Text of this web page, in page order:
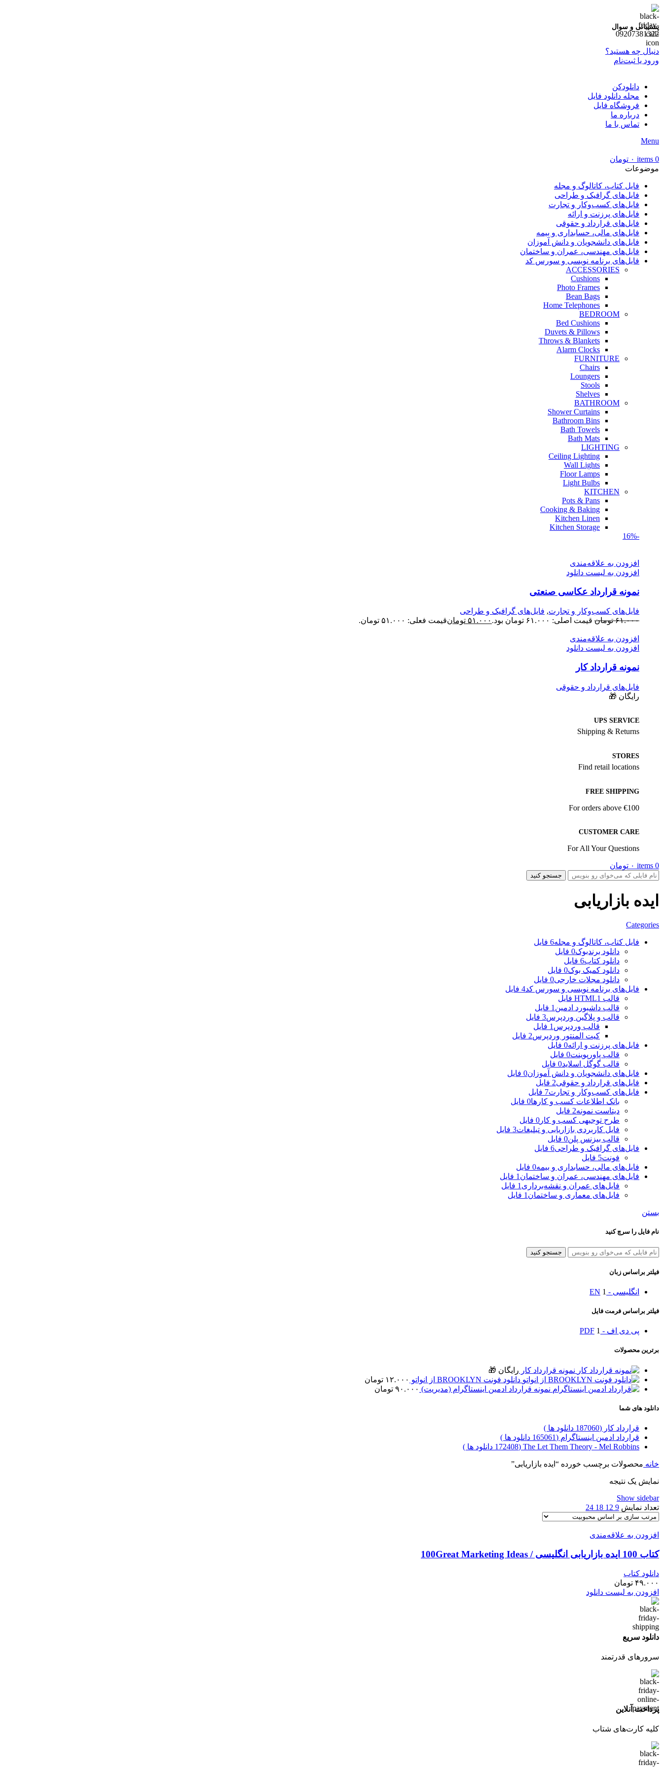
پشتیبانی و سوال
09207381322
دنبال چه هستید؟
ورود یا ثبت‌نام
دانلودکن
مجله دانلود فایل
فروشگاه فایل
درباره ما
تماس با ما
Menu
0
items ۰ تومان
موضوعات
فایل کتاب، کاتالوگ و مجله
فایل‌های گرافیک و طراحی
فایل‌های کسب‌وکار و تجارت
فایل‌های پرزنت و ارائه
فایل‌های قرارداد و حقوقی
فایل‌های مالی، حسابداری و بیمه
فایل‌های دانشجویان و دانش آموزان
فایل‌های مهندسی، عمران و ساختمان
فایل‌های برنامه نویسی و سورس کد
ACCESSORIES
Cushions
Photo Frames
Bean Bags
Home Telephones
BEDROOM
Bed Cushions
Duvets & Pillows
Throws & Blankets
Alarm Clocks
FURNITURE
Chairs
Loungers
Stools
Shelves
BATHROOM
Shower Curtains
Bathroom Bins
Bath Towels
Bath Mats
LIGHTING
Ceiling Lighting
Wall Lights
Floor Lamps
Light Bulbs
KITCHEN
Pots & Pans
Cooking & Baking
Kitchen Linen
Kitchen Storage
-16%
افزودن به علاقه‌مندی
افزودن به لیست دانلود
نمونه قرارداد عکاسی صنعتی
فایل‌های کسب‌وکار و تجارت, فایل‌های گرافیک و طراحی
۶۱.۰۰۰ تومان قیمت اصلی: ۶۱.۰۰۰ تومان بود. ۵۱.۰۰۰ تومانقیمت فعلی: ۵۱.۰۰۰ تومان.
افزودن به علاقه‌مندی
افزودن به لیست دانلود
نمونه قرارداد کار
فایل‌های قرارداد و حقوقی
رایگان 🎁
UPS SERVICE
Shipping & Returns
STORES
Find retail locations
FREE SHIPPING
For orders above €100
CUSTOMER CARE
For All Your Questions
0
items ۰ تومان
جستجو کنید
ایده بازاریابی
Categories
فایل کتاب، کاتالوگ و مجله6 فایل
دانلود برندبوک0 فایل
دانلود کتاب6 فایل
دانلود کمیک بوک0 فایل
دانلود مجلات خارجی0 فایل
فایل‌های برنامه نویسی و سورس کد4 فایل
قالب HTML 1 فایل
قالب داشبورد ادمین 1 فایل
قالب و پلاگین وردپرس3 فایل
قالب وردپرس 1 فایل
کیت المنتور وردپرس2 فایل
فایل‌های پرزنت و ارائه0 فایل
قالب پاورپوینت0 فایل
قالب گوگل اسلاید0 فایل
فایل‌های دانشجویان و دانش آموزان0 فایل
فایل‌های قرارداد و حقوقی2 فایل
فایل‌های کسب‌وکار و تجارت7 فایل
بانک اطلاعات کسب و کارها0 فایل
دیتاست نمونه2 فایل
طرح توجیهی کسب و کار 0 فایل
فایل کاربردی بازاریابی و تبلیغات3 فایل
قالب بیزنس پلن0 فایل
فایل‌های گرافیک و طراحی6 فایل
فونت5 فایل
فایل‌های مالی، حسابداری و بیمه0 فایل
فایل‌های مهندسی، عمران و ساختمان 1 فایل
فایل‌های عمران و نقشه‌برداری 1 فایل
فایل‌های معماری و ساختمان 1 فایل
بستن
نام فایل را سرچ کنید
جستجو کنید
فیلتر براساس زبان
انگلیسی - EN 1
فیلتر براساس فرمت فایل
پی دی اف - PDF 1
برترین محصولات
نمونه قرارداد کار رایگان 🎁
دانلود فونت BROOKLYN از انواتو
۱۲.۰۰۰ تومان
نمونه قرارداد ادمین اینستاگرام (مدیریت) ۹۰.۰۰۰ تومان
دانلود های شما
قرارداد کار (187060 دانلود ها )
قرارداد ادمین اینستاگرام (165061 دانلود ها )
The Let Them Theory - Mel Robbins (172408 دانلود ها )
خانه محصولات برچسب خورده “ایده بازاریابی”
نمایش یک نتیجه
Show sidebar
تعداد نمایش 9
12
18
24
افزودن به علاقه‌مندی
کتاب 100 ایده بازاریابی انگلیسی / 100Great Marketing Ideas
دانلود کتاب
۴۹.۰۰۰ تومان
افزودن به لیست دانلود
دانلود سریع
سرورهای قدرتمند
پرداخت آنلاین
کلیه کارت‌های شتاب